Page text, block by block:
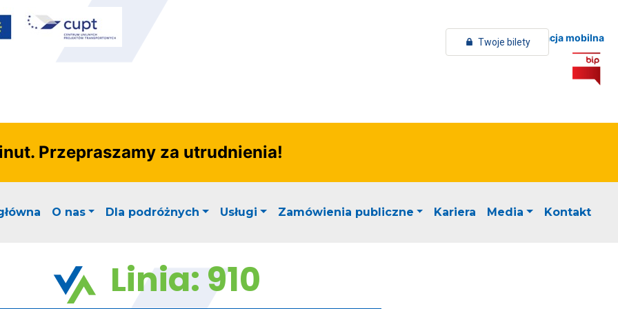
Twoje biletyAplikacja mobilna
Przepraszamy za utrudnienia!
O nas Dla podróżnych Usługi Zamówienia publiczne Kariera Media Kontakt
Linia: 910